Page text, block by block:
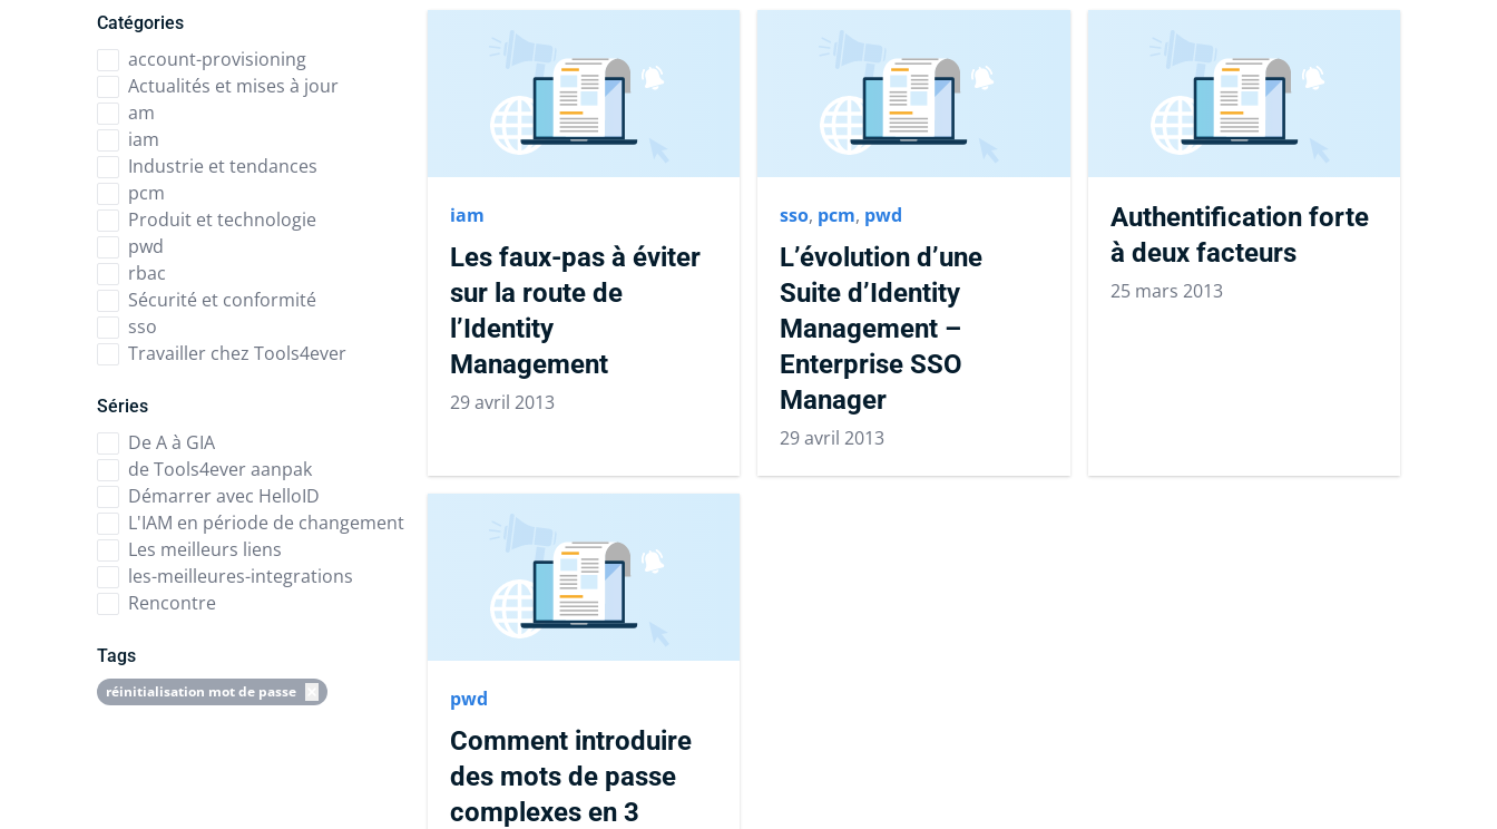
Catégories
account-provisioning
Actualités et mises à jour
am
iam
Industrie et tendances
pcm
Produit et technologie
pwd
rbac
Sécurité et conformité
sso
Travailler chez Tools4ever
Séries
De A à GIA
de Tools4ever aanpak
Démarrer avec HelloID
L'IAM en période de changement
Les meilleurs liens
les-meilleures-integrations
Rencontre
Tags
réinitialisation mot de passe
iam
Les faux-pas à éviter
sur la route de
l’Identity
Management
29 avril 2013
sso, pcm, pwd
L’évolution d’une
Suite d’Identity
Management –
Enterprise SSO
Manager
29 avril 2013
Authentification forte
à deux facteurs
25 mars 2013
pwd
Comment introduire
des mots de passe
complexes en 3